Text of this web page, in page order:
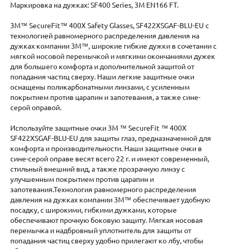
Маркировка на дужках: SF400 Series, 3M EN166 FT.
3M™ SecureFit™ 400X Safety Glasses, SF422XSGAF-BLU-EU с
технологией равномерного распределения давления на
дужках компании 3M™, широкие гибкие дужки в сочетании с
мягкой носовой перемычкой и мягкими окончаниями дужек
для большего комфорта и дополнительной защитой от
попадания частиц сверху. Наши легкие защитные очки
оснащены поликарбонатными линзами, с усиленным
покрытием против царапин и запотевания, а также сине-
серой оправой.
Используйте защитные очки 3M ™ SecureFit ™ 400X
SF422XSGAF-BLU-EU для защиты глаз, предназначенной для
комфорта и производительности. Наши защитные очки в
сине-серой оправе весят всего 22 г. и имеют современный,
стильный внешний вид, а также прозрачную линзу с
улучшенным покрытием против царапин и
запотевания.Технология равномерного распределения
давления на дужках компании 3M™ обеспечивает удобную
посадку, с широкими, гибкими дужками, которые
обеспечивают прочную боковую защиту. Мягкая носовая
перемычка и надбровный уплотнитель для защиты от
попадания частиц сверху удобно прилегают ко лбу, чтобы